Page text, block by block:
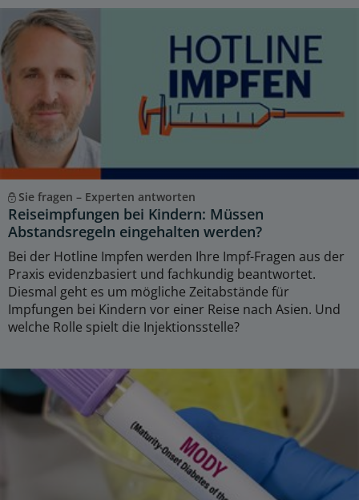
Sie fragen – Experten antworten
Reiseimpfungen bei Kindern: Müssen
Abstandsregeln eingehalten werden?
Bei der Hotline Impfen werden Ihre Impf-Fragen aus der
Praxis evidenzbasiert und fachkundig beantwortet.
Diesmal geht es um mögliche Zeitabstände für
Impfungen bei Kindern vor einer Reise nach Asien. Und
welche Rolle spielt die Injektionsstelle?